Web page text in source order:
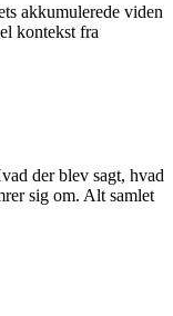
akkumulerede viden
kontekst fra
der blev sagt, hvad
sig om. Alt samlet